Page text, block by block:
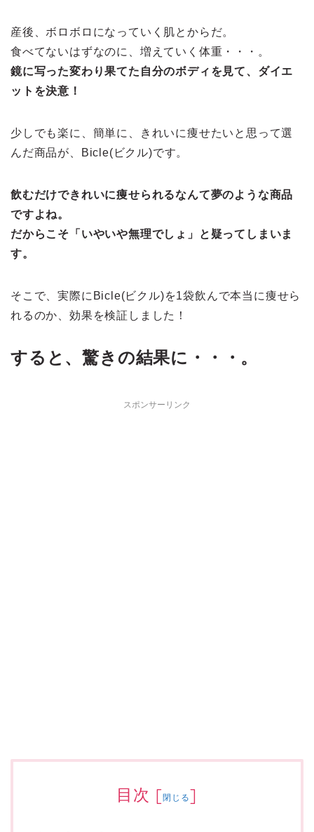
産後、ボロボロになっていく肌とからだ。
食べてないはずなのに、増えていく体重・・・。
鏡に写った変わり果てた自分のボディを見て、ダイエ
ットを決意！
少しでも楽に、簡単に、きれいに痩せたいと思って選
んだ商品が、Bicle(ビクル)です。
飲むだけできれいに痩せられるなんて夢のような商品
ですよね。
だからこそ「いやいや無理でしょ」と疑ってしまいま
す。
そこで、実際にBicle(ビクル)を1袋飲んで本当に痩せら
れるのか、効果を検証しました！
すると、驚きの結果に・・・。
スポンサーリンク
目次 [閉じる]